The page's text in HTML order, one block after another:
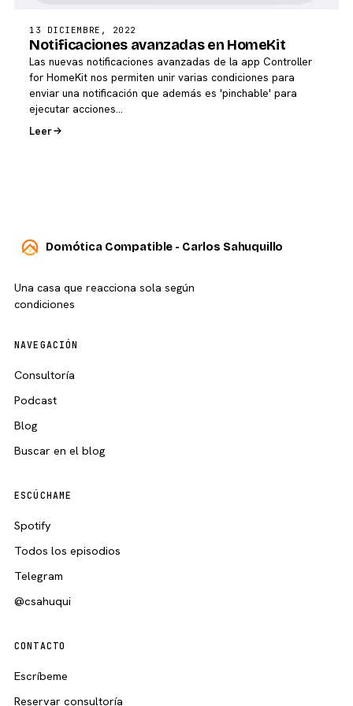
13 DICIEMBRE, 2022
Notificaciones avanzadas en HomeKit
Las nuevas notificaciones avanzadas de la app Controller
for HomeKit nos permiten unir varias condiciones para
enviar una notificación que además es 'pinchable' para
ejecutar acciones…
Leer
Domótica Compatible - Carlos Sahuquillo
Una casa que reacciona sola según
condiciones
NAVEGACIÓN
Consultoría
Podcast
Blog
Buscar en el blog
ESCÚCHAME
Spotify
Todos los episodios
Telegram
@csahuqui
CONTACTO
Escríbeme
Reservar consultoría